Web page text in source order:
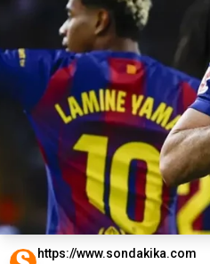
https://www.sondakika.com